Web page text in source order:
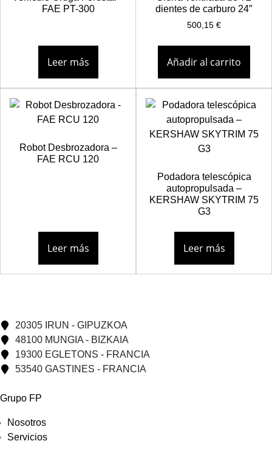
FAE PT-300
Leer más
dientes de carburo 24″
500,15 €
Añadir al carrito
Robot Desbrozadora –
FAE RCU 120
Leer más
Podadora telescópica
autopropulsada –
KERSHAW SKYTRIM 75
G3
Leer más
20305 IRUN - GIPUZKOA
48100 MUNGIA - BIZKAIA
19300 EGLETONS - FRANCIA
53540 GASTINES - FRANCIA
Grupo FP
Nosotros
Servicios